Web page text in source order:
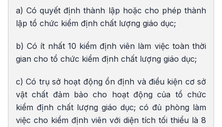
a) Có quyết định thành lập hoặc cho phép thành
lập tổ chức kiểm định chất lượng giáo dục;
b) Có ít nhất 10 kiểm định viên làm việc toàn thời
gian cho tổ chức kiểm định chất lượng giáo dục;
c) Có trụ sở hoạt động ổn định và điều kiện cơ sở
vật chất đảm bảo cho hoạt động của tổ chức
kiểm định chất lượng giáo dục; có đủ phòng làm
việc cho kiểm định viên với diện tích tối thiểu là 8